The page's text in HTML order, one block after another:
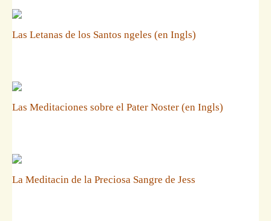
Las Letanas de los Santos ngeles (en Ingls)
Las Meditaciones sobre el Pater Noster (en Ingls)
La Meditacin de la Preciosa Sangre de Jess